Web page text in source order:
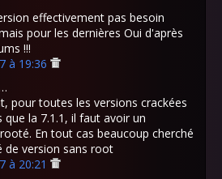
effectivement pas besoin
pour les dernières Oui d'après
!!!
à 19:36
pour toutes les versions crackées
que la 7.1.1, il faut avoir un
En tout cas beaucoup cherché
de version sans root
à 20:21